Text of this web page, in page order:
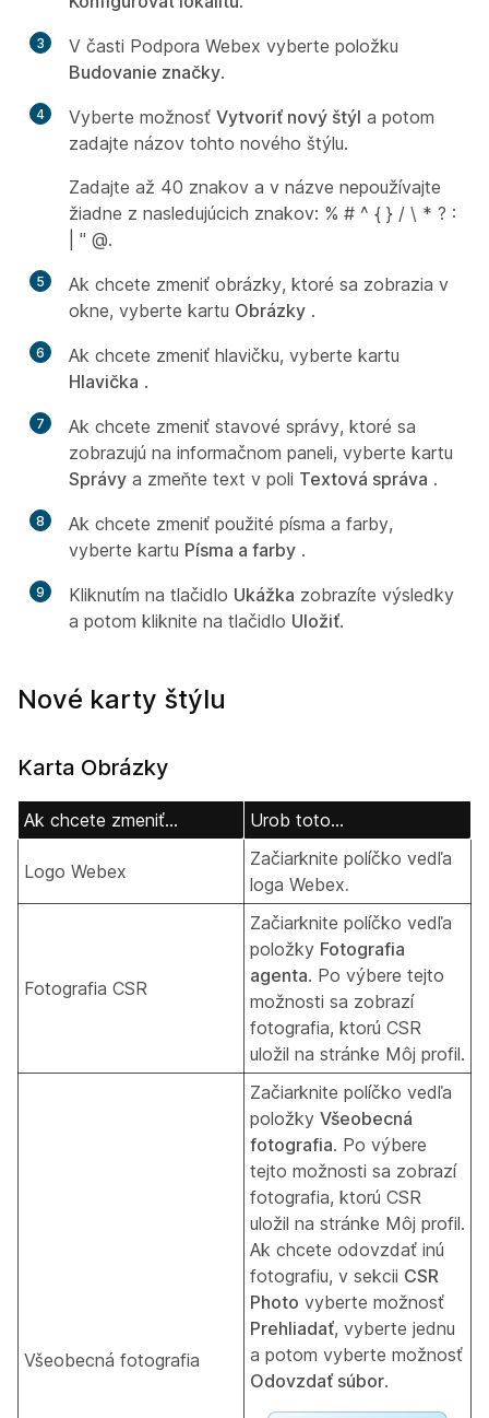
3
V časti Podpora Webex vyberte položku
Budovanie značky.
4 Vyberte možnosť Vytvoriť nový štýl a potom
zadajte názov tohto nového štýlu.
Zadajte až 40 znakov a v názve nepoužívajte
žiadne z nasledujúcich znakov: % # ^ { } / \ * ? :
| " @.
5
Ak chcete zmeniť obrázky, ktoré sa zobrazia v
okne, vyberte kartu Obrázky .
6
Ak chcete zmeniť hlavičku, vyberte kartu
Hlavička .
7
Ak chcete zmeniť stavové správy, ktoré sa
zobrazujú na informačnom paneli, vyberte kartu
Správy a zmeňte text v poli Textová správa .
8
Ak chcete zmeniť použité písma a farby,
vyberte kartu Písma a farby .
9 Kliknutím na tlačidlo Ukážka zobrazíte výsledky
a potom kliknite na tlačidlo Uložiť.
Nové karty štýlu
Karta Obrázky
Ak chcete zmeniť... Urob toto...
Logo Webex
Začiarknite políčko vedľa
loga Webex.
Fotografia CSR
Začiarknite políčko vedľa
položky Fotografia
agenta. Po výbere tejto
možnosti sa zobrazí
fotografia, ktorú CSR
uložil na stránke Môj profil.
Všeobecná fotografia
Začiarknite políčko vedľa
položky Všeobecná
fotografia. Po výbere
tejto možnosti sa zobrazí
fotografia, ktorú CSR
uložil na stránke Môj profil.
Ak chcete odovzdať inú
fotografiu, v sekcii CSR
Photo vyberte možnosť
Prehliadať, vyberte jednu
a potom vyberte možnosť
Odovzdať súbor.